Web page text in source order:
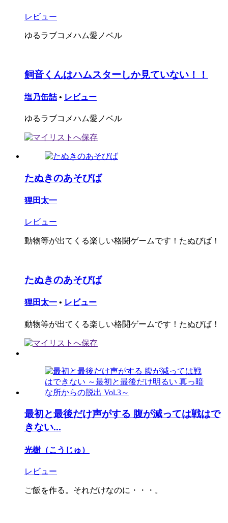
レビュー
ゆるラブコメハム愛ノベル
飼音くんはハムスターしか見ていない！！
塩乃缶詰 • レビュー
ゆるラブコメハム愛ノベル
たぬきのあそびば
狸田太一
レビュー
動物等が出てくる楽しい格闘ゲームです！たぬびば！
たぬきのあそびば
狸田太一 • レビュー
動物等が出てくる楽しい格闘ゲームです！たぬびば！
最初と最後だけ声がする 腹が減っては戦はで
きない...
光樹（こうじゅ）
レビュー
ご飯を作る。それだけなのに・・・。